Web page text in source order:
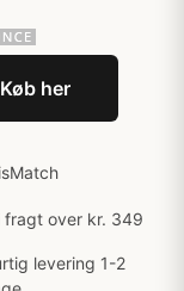
Køb her
fragt over kr. 349
levering 1-2